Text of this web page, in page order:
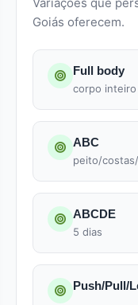
Goiás oferecem.
Full body
corpo
ABC
peito/
ABCDE
5 dias
Push/Pull/